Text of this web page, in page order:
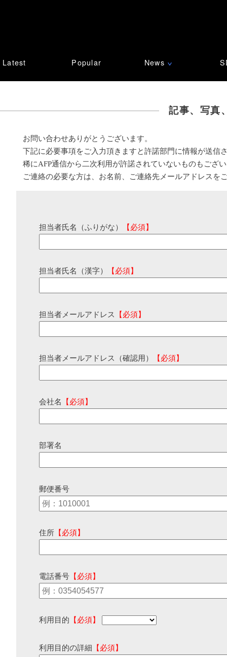
Latest Popular News ∨
記事、写真
お問い合わせありがとうございます。
下記に必要事項をご入力頂きますと許諾部門に情報が送信
稀にAFP通信から二次利用が許諾されていないものもござ
ご連絡の必要な方は、お名前、ご連絡先メールアドレスを
担当者氏名（ふりがな） 【必須】
担当者氏名（漢字） 【必須】
担当者メールアドレス 【必須】
担当者メールアドレス（確認用） 【必須】
会社名 【必須】
部署名
郵便番号
住所 【必須】
電話番号 【必須】
利用目的 【必須】
利用目的の詳細 【必須】